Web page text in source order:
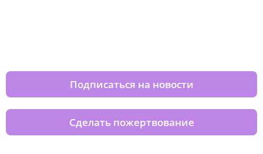
Подписаться на новости
Сделать пожертвование